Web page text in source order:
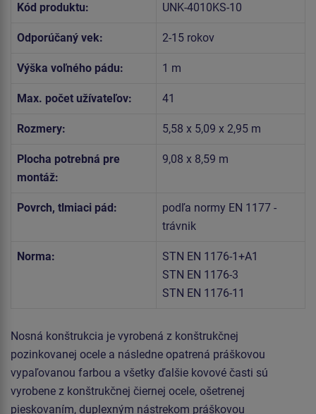
Kód produktu: UNK-4010KS-10
Odporúčaný vek: 2-15 rokov
Výška voľného pádu: 1 m
Max. počet užívateľov: 41
Rozmery: 5,58 x 5,09 x 2,95 m
Plocha potrebná pre
montáž:
9,08 x 8,59 m
Povrch, tlmiaci pád:
podľa normy EN 1177 -
trávnik
Norma:
STN EN 1176-1+A1
STN EN 1176-3
STN EN 1176-11
Nosná konštrukcia je vyrobená z konštrukčnej
pozinkovanej ocele a následne opatrená práškovou
vypaľovanou farbou a všetky ďalšie kovové časti sú
vyrobene z konštrukčnej čiernej ocele, ošetrenej
pieskovaním, duplexným nástrekom práškovou